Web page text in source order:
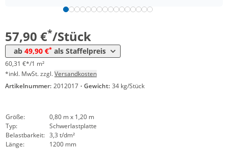
57,90 €*/Stück
ab 49,90 €* als Staffelpreis
ab 240 Stück 52,90 € 55,10 €*/1m²
60,31 €*/1 m²
*inkl. MwSt. zzgl.Versandkosten
Artikelnummer: 2012017 · Gewicht: 34 kg/Stück
Größe:
0,80 m x 1,20 m
Typ:
Schwerlastplatte
Belastbarkeit: 3,3 t/dm²
Länge:
1200 mm